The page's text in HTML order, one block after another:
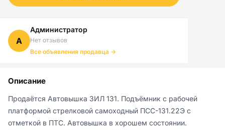
А
Администратор
Нет отзывов
Все объявления продавца →
Описание
Продаётся Автовышка ЗИЛ 131. Подъёмник с рабочей
платформой стрелковой самоходный ПСС-131.22Э с
отметкой в ПТС. Автовышка в хорошем состоянии.